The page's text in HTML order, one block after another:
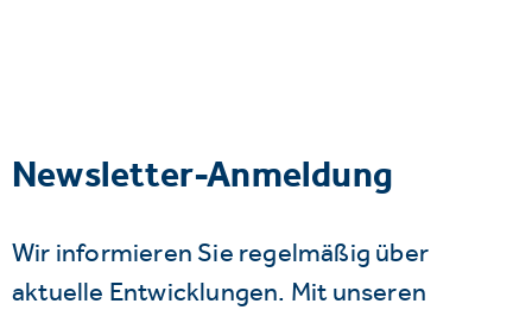
Newsletter-Anmeldung
Wir informieren Sie regelmäßig über
aktuelle Entwicklungen. Mit unseren